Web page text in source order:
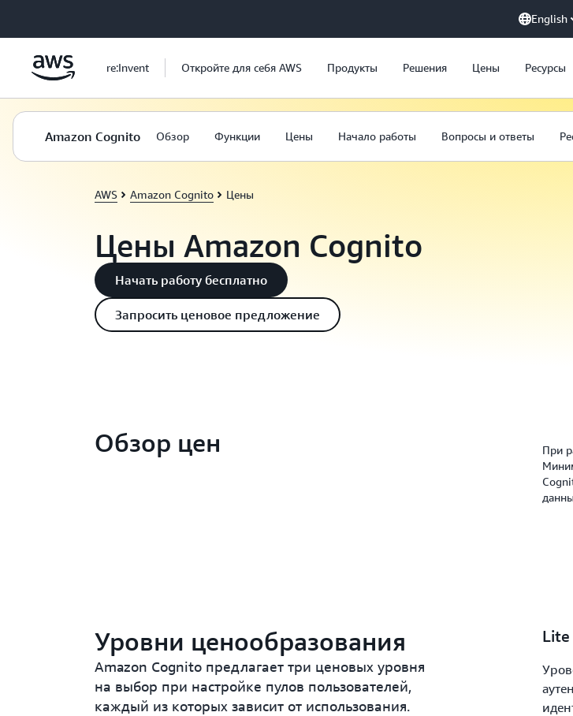
English
re:Invent Откройте для себя AWS Продукты Решения Цены Ресурсы
Amazon Cognito Обзор Функции Цены Начало работы Вопросы и ответы
AWS Amazon Cognito Цены
Цены Amazon Cognito
Начать работу бесплатно
Запросить ценовое предложение
Обзор цен
При
Уровни ценообразования
Amazon Cognito предлагает три ценовых уровня
на выбор при настройке пулов пользователей,
каждый из которых зависит от использования.
Lite